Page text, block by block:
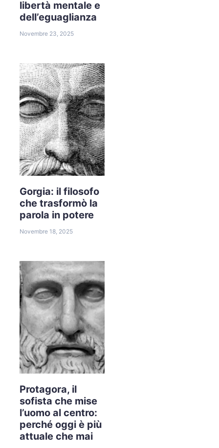
libertà mentale e
dell’eguaglianza
Novembre 23, 2025
Gorgia: il filosofo
che trasformò la
parola in potere
Novembre 18, 2025
Protagora, il
sofista che mise
l’uomo al centro:
perché oggi è più
attuale che mai